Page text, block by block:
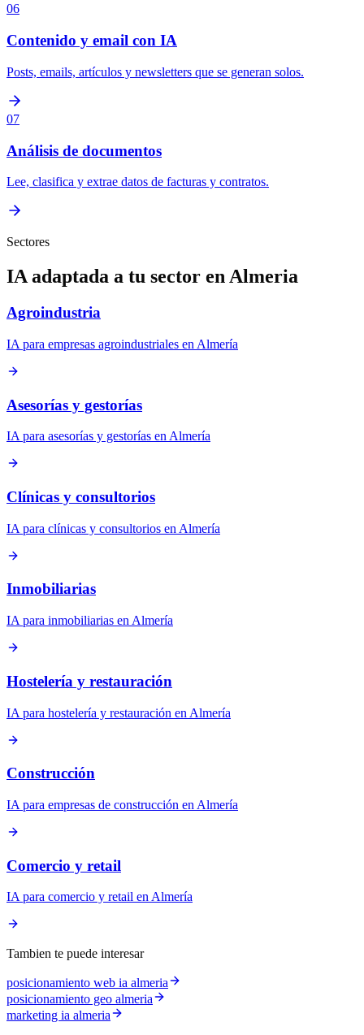
06
Contenido y email con IA
Posts, emails, artículos y newsletters que se generan solos.
07
Análisis de documentos
Lee, clasifica y extrae datos de facturas y contratos.
Sectores
IA adaptada a tu sector en Almeria
Agroindustria
IA para empresas agroindustriales en Almería
Asesorías y gestorías
IA para asesorías y gestorías en Almería
Clínicas y consultorios
IA para clínicas y consultorios en Almería
Inmobiliarias
IA para inmobiliarias en Almería
Hostelería y restauración
IA para hostelería y restauración en Almería
Construcción
IA para empresas de construcción en Almería
Comercio y retail
IA para comercio y retail en Almería
Tambien te puede interesar
posicionamiento web ia almeria
posicionamiento geo almeria
marketing ia almeria